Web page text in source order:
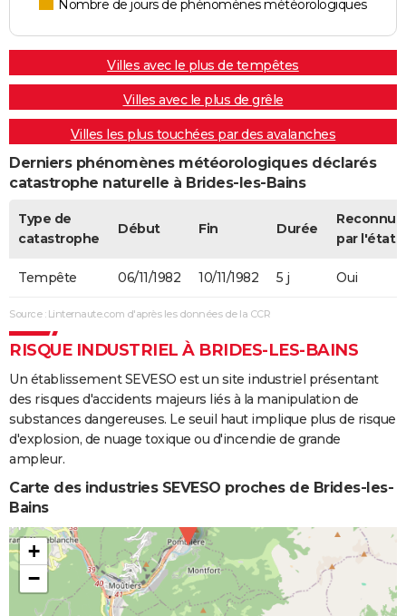
Nombre de jours de phénomènes météorologiques
Villes avec le plus de tempêtes
Villes avec le plus de grêle
Villes les plus touchées par des avalanches
Derniers phénomènes météorologiques déclarés
catastrophe naturelle à Brides-les-Bains
Type de
catastrophe
Début Fin Durée
Reconnue
par l'état
Tempête 06/11/1982 10/11/1982 5 j Oui
Source : Linternaute.com d'après les données de la CCR
RISQUE INDUSTRIEL À BRIDES-LES-BAINS
Un établissement SEVESO est un site industriel présentant
des risques d'accidents majeurs liés à la manipulation de
substances dangereuses. Le seuil haut implique plus de risque
d'explosion, de nuage toxique ou d'incendie de grande
ampleur.
Carte des industries SEVESO proches de Brides-les-
Bains
+
−